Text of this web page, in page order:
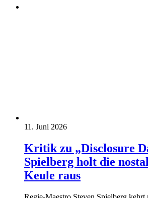
11. Juni 2026
Kritik zu „Disclosure
Spielberg holt die
Keule raus